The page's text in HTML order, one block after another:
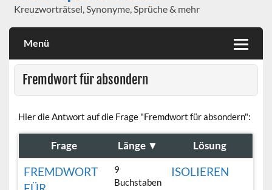
Kreuzworträtsel, Synonyme, Sprüche & mehr
Menü
Fremdwort für absondern
Hier die Antwort auf die Frage "Fremdwort für absondern":
Frage Länge ▼ Lösung
FREMDWORT
9
Buchstaben
ISOLIEREN